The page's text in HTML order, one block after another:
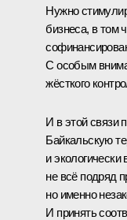
Нужно
бизнеса, в том
С особым
жёсткого
И в этой связи
Байкальскую
и
не всё подряд
но именно
И принять